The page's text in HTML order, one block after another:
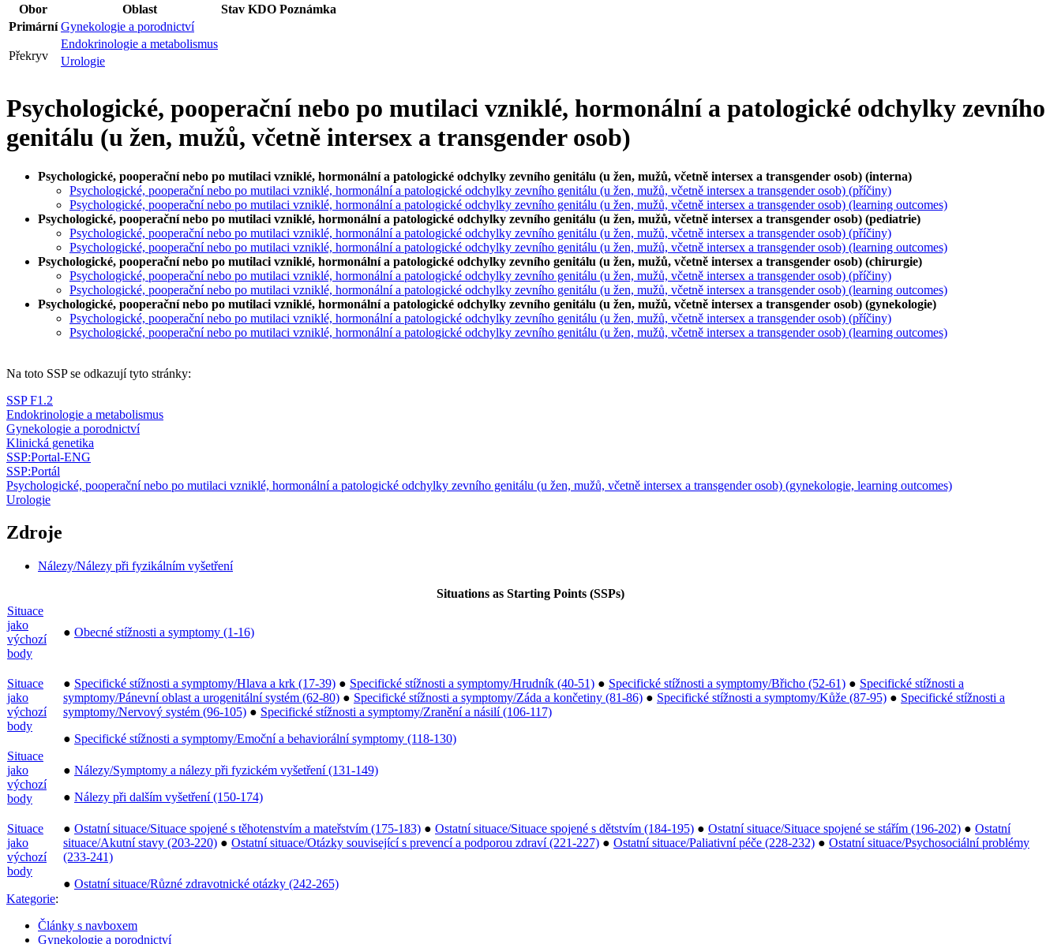
Obor
Oblast Stav KDO Poznámka
Primární Gynekologie a porodnictví
Překryv
Endokrinologie a metabolismus
Urologie
Psychologické, pooperační nebo po mutilaci vzniklé, hormonální a patologické odchylky zevního
genitálu (u žen, mužů, včetně intersex a transgender osob)
Psychologické, pooperační nebo po mutilaci vzniklé, hormonální a patologické odchylky zevního genitálu (u žen, mužů, včetně intersex a transgender osob) (interna)
Psychologické, pooperační nebo po mutilaci vzniklé, hormonální a patologické odchylky zevního genitálu (u žen, mužů, včetně intersex a transgender osob) (příčiny)
Psychologické, pooperační nebo po mutilaci vzniklé, hormonální a patologické odchylky zevního genitálu (u žen, mužů, včetně intersex a transgender osob) (learning outcomes)
Psychologické, pooperační nebo po mutilaci vzniklé, hormonální a patologické odchylky zevního genitálu (u žen, mužů, včetně intersex a transgender osob) (pediatrie)
Psychologické, pooperační nebo po mutilaci vzniklé, hormonální a patologické odchylky zevního genitálu (u žen, mužů, včetně intersex a transgender osob) (příčiny)
Psychologické, pooperační nebo po mutilaci vzniklé, hormonální a patologické odchylky zevního genitálu (u žen, mužů, včetně intersex a transgender osob) (learning outcomes)
Psychologické, pooperační nebo po mutilaci vzniklé, hormonální a patologické odchylky zevního genitálu (u žen, mužů, včetně intersex a transgender osob) (chirurgie)
Psychologické, pooperační nebo po mutilaci vzniklé, hormonální a patologické odchylky zevního genitálu (u žen, mužů, včetně intersex a transgender osob) (příčiny)
Psychologické, pooperační nebo po mutilaci vzniklé, hormonální a patologické odchylky zevního genitálu (u žen, mužů, včetně intersex a transgender osob) (learning outcomes)
Psychologické, pooperační nebo po mutilaci vzniklé, hormonální a patologické odchylky zevního genitálu (u žen, mužů, včetně intersex a transgender osob) (gynekologie)
Psychologické, pooperační nebo po mutilaci vzniklé, hormonální a patologické odchylky zevního genitálu (u žen, mužů, včetně intersex a transgender osob) (příčiny)
Psychologické, pooperační nebo po mutilaci vzniklé, hormonální a patologické odchylky zevního genitálu (u žen, mužů, včetně intersex a transgender osob) (learning outcomes)
Na toto SSP se odkazují tyto stránky:
SSP F1.2
Endokrinologie a metabolismus
Gynekologie a porodnictví
Klinická genetika
SSP:Portal-ENG
SSP:Portál
Psychologické, pooperační nebo po mutilaci vzniklé, hormonální a patologické odchylky zevního genitálu (u žen, mužů, včetně intersex a transgender osob) (gynekologie, learning outcomes)
Urologie
Zdroje
Nálezy/Nálezy při fyzikálním vyšetření
Situations as Starting Points (SSPs)
Situace
jako
výchozí
body
● Obecné stížnosti a symptomy (1-16)
Situace
jako
výchozí
body
● Specifické stížnosti a symptomy/Hlava a krk (17-39) ● Specifické stížnosti a symptomy/Hrudník (40-51) ● Specifické stížnosti a symptomy/Břicho (52-61) ● Specifické stížnosti a
symptomy/Pánevní oblast a urogenitální systém (62-80) ● Specifické stížnosti a symptomy/Záda a končetiny (81-86) ● Specifické stížnosti a symptomy/Kůže (87-95) ● Specifické stížnosti a
symptomy/Nervový systém (96-105) ● Specifické stížnosti a symptomy/Zranění a násilí (106-117)
● Specifické stížnosti a symptomy/Emoční a behaviorální symptomy (118-130)
Situace
jako
výchozí
body
● Nálezy/Symptomy a nálezy při fyzickém vyšetření (131-149)
● Nálezy při dalším vyšetření (150-174)
Situace
jako
výchozí
body
● Ostatní situace/Situace spojené s těhotenstvím a mateřstvím (175-183) ● Ostatní situace/Situace spojené s dětstvím (184-195) ● Ostatní situace/Situace spojené se stářím (196-202) ● Ostatní
situace/Akutní stavy (203-220) ● Ostatní situace/Otázky související s prevencí a podporou zdraví (221-227) ● Ostatní situace/Paliativní péče (228-232) ● Ostatní situace/Psychosociální problémy
(233-241)
● Ostatní situace/Různé zdravotnické otázky (242-265)
Kategorie:
Články s navboxem
Gynekologie a porodnictví